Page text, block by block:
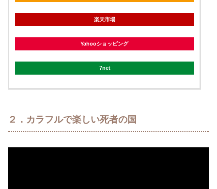
楽天市場
Yahooショッピング
7net
２．カラフルで楽しい死者の国